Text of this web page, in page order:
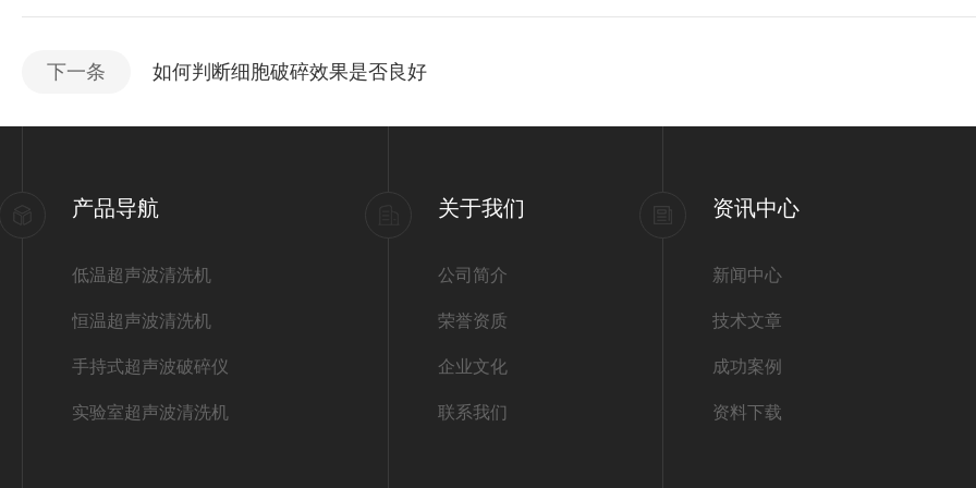
下一条 如何判断细胞破碎效果是否良好
产品导航
低温超声波清洗机
恒温超声波清洗机
手持式超声波破碎仪
实验室超声波清洗机
关于我们
公司简介
荣誉资质
企业文化
联系我们
资讯中心
新闻中心
技术文章
成功案例
资料下载